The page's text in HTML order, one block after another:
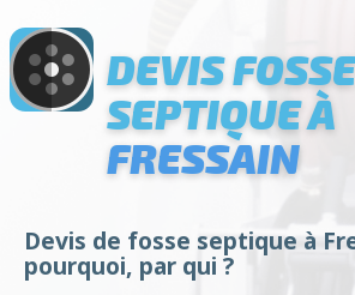
DEVIS FOSSE
SEPTIQUE À
FRESSAIN
Devis de fosse septique à
pourquoi, par qui ?